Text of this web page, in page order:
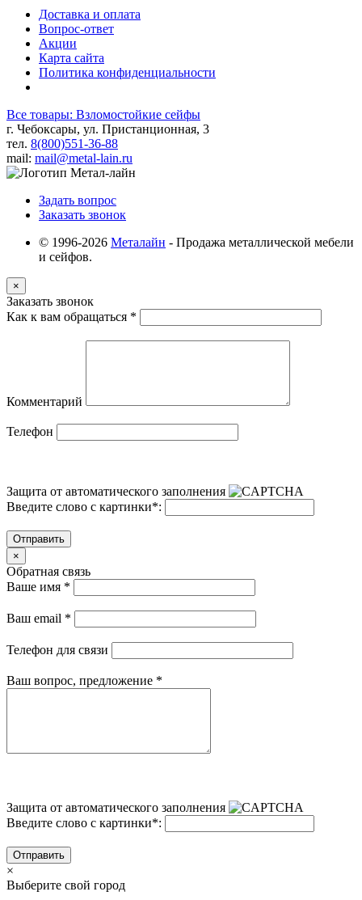
Доставка и оплата
Вопрос-ответ
Акции
Карта сайта
Политика конфиденциальности
Все товары: Взломостойкие сейфы
г. Чебоксары, ул. Пристанционная, 3
тел. 8(800)551-36-88
mail: mail@metal-lain.ru
Задать вопрос
Заказать звонок
© 1996-2026 Металайн - Продажа металлической мебели
и сейфов.
×
Заказать звонок
Как к вам обращаться *
Комментарий
Телефон
Защита от автоматического заполнения
Введите слово с картинки*:
Отправить
×
Обратная связь
Ваше имя *
Ваш email *
Телефон для связи
Ваш вопрос, предложение *
Защита от автоматического заполнения
Введите слово с картинки*:
Отправить
×
Выберите свой город